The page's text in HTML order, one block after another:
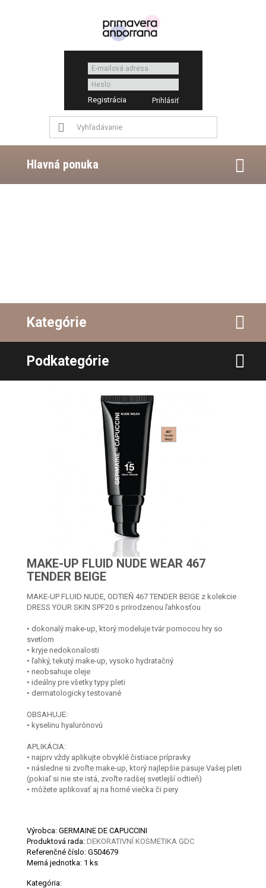
Registrácia
Hlavná ponuka
Kategórie
Podkategórie
MAKE-UP FLUID NUDE WEAR 467
TENDER BEIGE
MAKE-UP FLUID NUDE, ODTIEŇ 467 TENDER BEIGE z kolekcie
DRESS YOUR SKIN SPF20 s prirodzenou ľahkosťou
• dokonalý make-up, ktorý modeluje tvár pomocou hry so
svetlom
• kryje nedokonalosti
• ľahký, tekutý make-up, vysoko hydratačný
• neobsahuje oleje
• ideálny pre všetky typy pleti
• dermatologicky testované
OBSAHUJE:
• kyselinu hyalurónovú
APLIKÁCIA:
• najprv vždy aplikujte obvyklé čistiace prípravky
• následne si zvoľte make-up, ktorý najlepšie pasuje Vašej pleti
(pokiaľ si nie ste istá, zvoľte radšej svetlejší odtieň)
• môžete aplikovať aj na horné viečka či pery
Výrobca: GERMAINE DE CAPUCCINI
Produktová rada: DEKORATIVNÍ KOSMETIKA GDC
Referenčné číslo: G504679
Merná jednotka: 1 ks
Kategória: